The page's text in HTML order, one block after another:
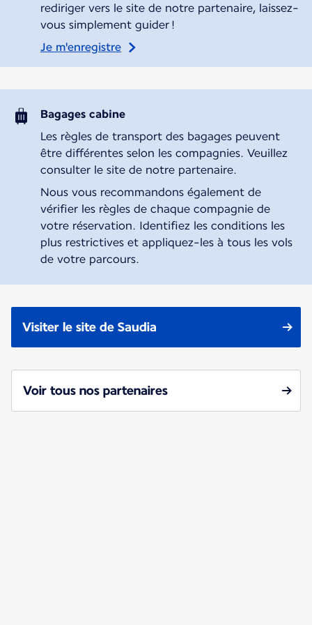
rediriger vers le site de notre partenaire, laissez-
vous simplement guider !
Je m'enregistre
Bagages cabine
Les règles de transport des bagages peuvent
être différentes selon les compagnies. Veuillez
consulter le site de notre partenaire.
Nous vous recommandons également de
vérifier les règles de chaque compagnie de
votre réservation. Identifiez les conditions les
plus restrictives et appliquez-les à tous les vols
de votre parcours.
Visiter le site de Saudia
Voir tous nos partenaires